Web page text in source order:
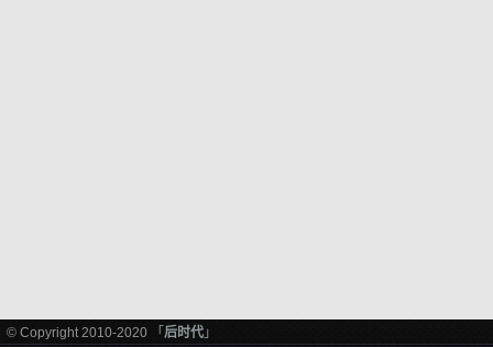
© Copyright 2010-2020 「 后时代 」